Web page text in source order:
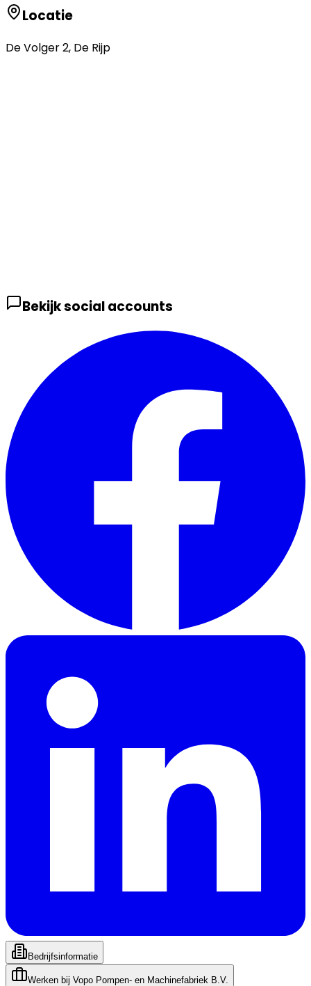
Locatie
De Volger 2, De Rijp
Bekijk social accounts
Bedrijfsinformatie
Werken bij Vopo Pompen- en Machinefabriek B.V.